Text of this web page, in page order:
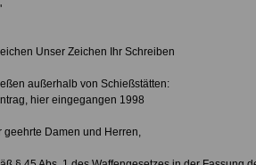
Zeichen Unser Zeichen Ihr
außerhalb von Schießstätten:
hier eingegangen 1998
geehrte Damen und Herren,